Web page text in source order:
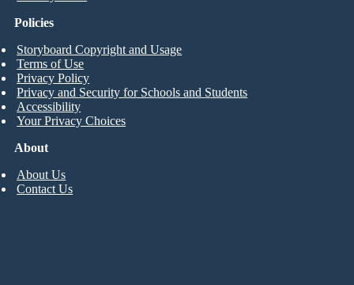
About
About Us
Contact Us
Policies
Storyboard Copyright and Usage
Terms of Use
Privacy Policy
Privacy and Security for Schools and Students
Accessibility
Your Privacy Choices